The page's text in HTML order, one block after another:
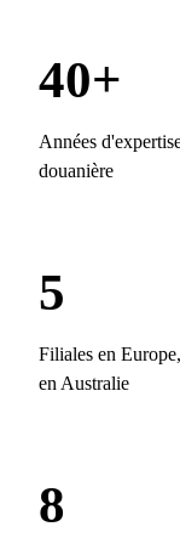
40+
Années
douanière
5
Filiales en
en Australie
8